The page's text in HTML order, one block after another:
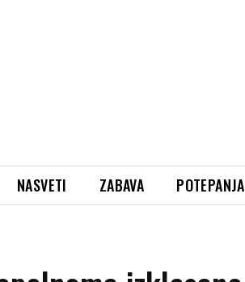
NASVETI ZABAVA POTEPANJA